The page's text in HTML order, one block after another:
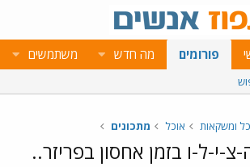
פורומים מה חדש משתמשים
ומשקאות אוכל מתכונים
י-ל-ו בזמן אחסון בפריזר..